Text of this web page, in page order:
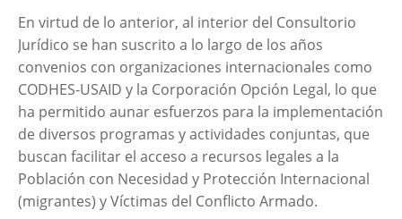
En virtud de lo anterior, al interior del Consultorio
Jurídico se han suscrito a lo largo de los años
convenios con organizaciones internacionales como
CODHES-USAID y la Corporación Opción Legal, lo que
ha permitido aunar esfuerzos para la implementación
de diversos programas y actividades conjuntas, que
buscan facilitar el acceso a recursos legales a la
Población con Necesidad y Protección Internacional
(migrantes) y Víctimas del Conflicto Armado.